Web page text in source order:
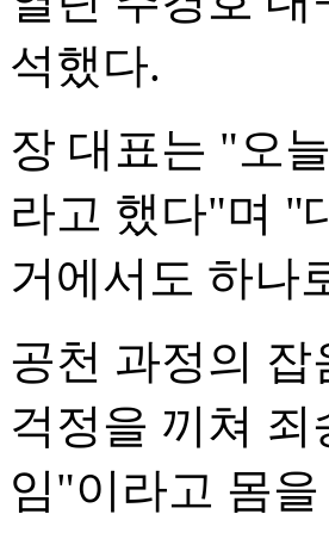
석했다.
장 대표는 "오
라고 했다"며 "
거에서도 하나
공천 과정의
걱정을 끼쳐
임"이라고 몸